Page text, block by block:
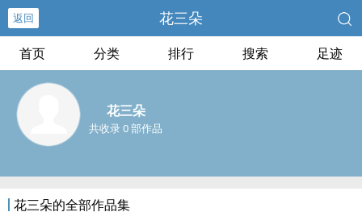
返回 花三朵
首页 分类 排行 搜索 足迹
花三朵
共收录 0 部作品
花三朵的全部作品集